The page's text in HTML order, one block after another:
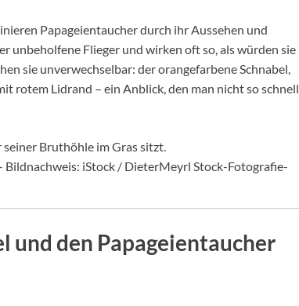
Papageientaucher durch ihr Aussehen und
unbeholfene Flieger und wirken oft so, als würden sie
sie unverwechselbar: der orangefarbene Schnabel,
rotem Lidrand – ein Anblick, den man nicht so schnell
Bildnachweis: iStock / DieterMeyrl Stock-Fotografie-
und den Papageientaucher